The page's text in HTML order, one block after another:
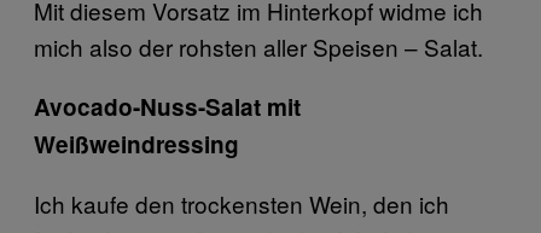
Mit diesem Vorsatz im Hinterkopf widme ich
mich also der rohsten aller Speisen – Salat.
Avocado-Nuss-Salat mit
Weißweindressing
Ich kaufe den trockensten Wein, den ich